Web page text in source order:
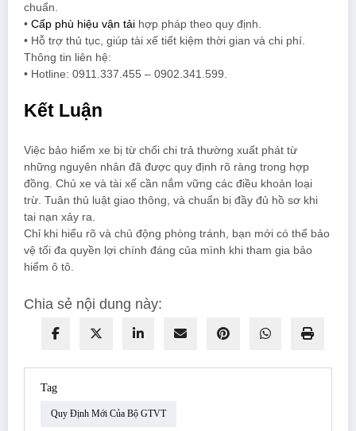
chuẩn.
• Cấp phù hiệu vận tải hợp pháp theo quy định.
• Hỗ trợ thủ tục, giúp tài xế tiết kiệm thời gian và chi phí.
Thông tin liên hệ:
• Hotline: 0911.337.455 – 0902.341.599.
Kết Luận
Việc bảo hiểm xe bị từ chối chi trả thường xuất phát từ
những nguyên nhân đã được quy định rõ ràng trong hợp
đồng. Chủ xe và tài xế cần nắm vững các điều khoản loại
trừ. Tuân thủ luật giao thông, và chuẩn bị đầy đủ hồ sơ khi
tai nạn xảy ra.
Chỉ khi hiểu rõ và chủ động phòng tránh, bạn mới có thể bảo
vệ tối đa quyền lợi chính đáng của mình khi tham gia bảo
hiểm ô tô.
Chia sẻ nội dung này:
Tag
Quy Định Mới Của Bộ GTVT